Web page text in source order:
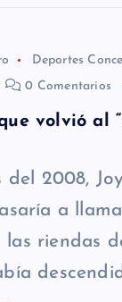
Deportes
0 Comentarios
volvió al
2008,
a
las riendas